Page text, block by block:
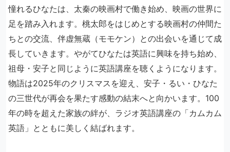
憧れるひなたは、太秦の映画村で働き始め、映画の世界に
足を踏み入れます。桃太郎をはじめとする映画村の仲間た
ちとの交流、伴虚無蔵（モモケン）との出会いを通じて成
長していきます。やがてひなたは英語に興味を持ち始め、
祖母・安子と同じように英語講座を聴くようになります。
物語は2025年のクリスマスを迎え、安子・るい・ひなた
の三世代が再会を果たす感動の結末へと向かいます。100
年の時を超えた家族の絆が、ラジオ英語講座の「カムカム
英語」とともに美しく結ばれます。